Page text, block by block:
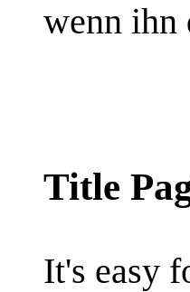
wenn ihn
Title
It's easy